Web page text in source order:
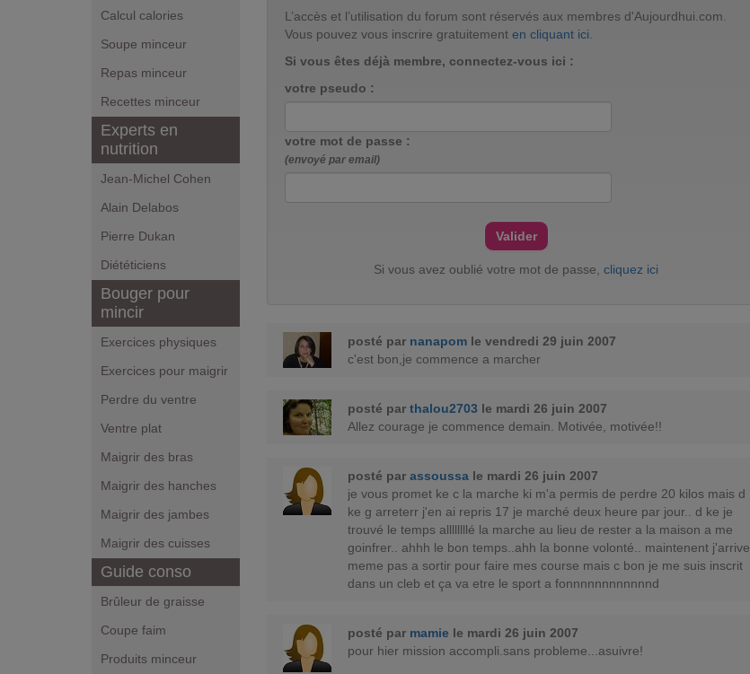
Calcul calories
Soupe minceur
Repas minceur
Recettes minceur
Experts en
nutrition
Jean-Michel Cohen
Alain Delabos
Pierre Dukan
Diététiciens
Bouger pour
mincir
Exercices physiques
Exercices pour maigrir
Perdre du ventre
Ventre plat
Maigrir des bras
Maigrir des hanches
Maigrir des jambes
Maigrir des cuisses
Guide conso
Brûleur de graisse
Coupe faim
Produits minceur
L’accès et l’utilisation du forum sont réservés aux membres d'Aujourdhui.com.
Vous pouvez vous inscrire gratuitement en cliquant ici
Si vous êtes déjà membre, connectez-vous ici :
votre pseudo :
votre mot de passe :
(envoyé par email)
Si vous avez oublié votre mot de passe, cliquez ici
posté par nanapom le vendredi 29 juin 2007
c'est bon,je commence a marcher
posté par thalou2703 le mardi 26 juin 2007
Allez courage je commence demain. Motivée, motivée!!
posté par assoussa le mardi 26 juin 2007
je vous promet ke c la marche ki m'a permis de perdre 20 kilos mais d
ke g arreterr j'en ai repris 17 je marché deux heure par jour.. d ke je
trouvé le temps allllllllé la marche au lieu de rester a la maison a me
goinfrer.. ahhh le bon temps..ahh la bonne volonté.. maintenent j'arrive
meme pas a sortir pour faire mes course mais c bon je me suis inscrit
dans un cleb et ça va etre le sport a fonnnnnnnnnnnnd
posté par mamie le mardi 26 juin 2007
pour hier mission accompli.sans probleme...asuivre!